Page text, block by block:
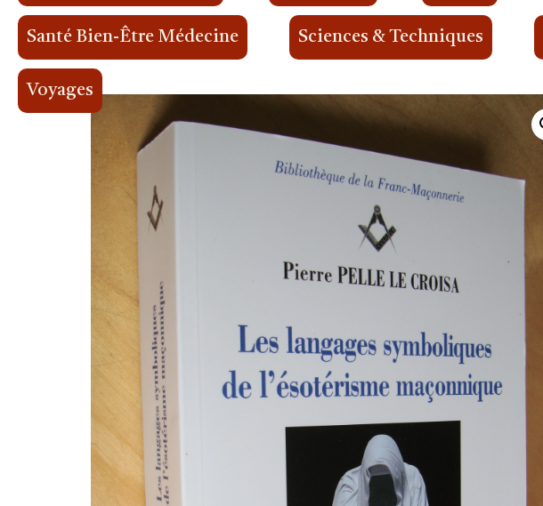
Santé Bien-Être Médecine Sciences & Techniques
Voyages